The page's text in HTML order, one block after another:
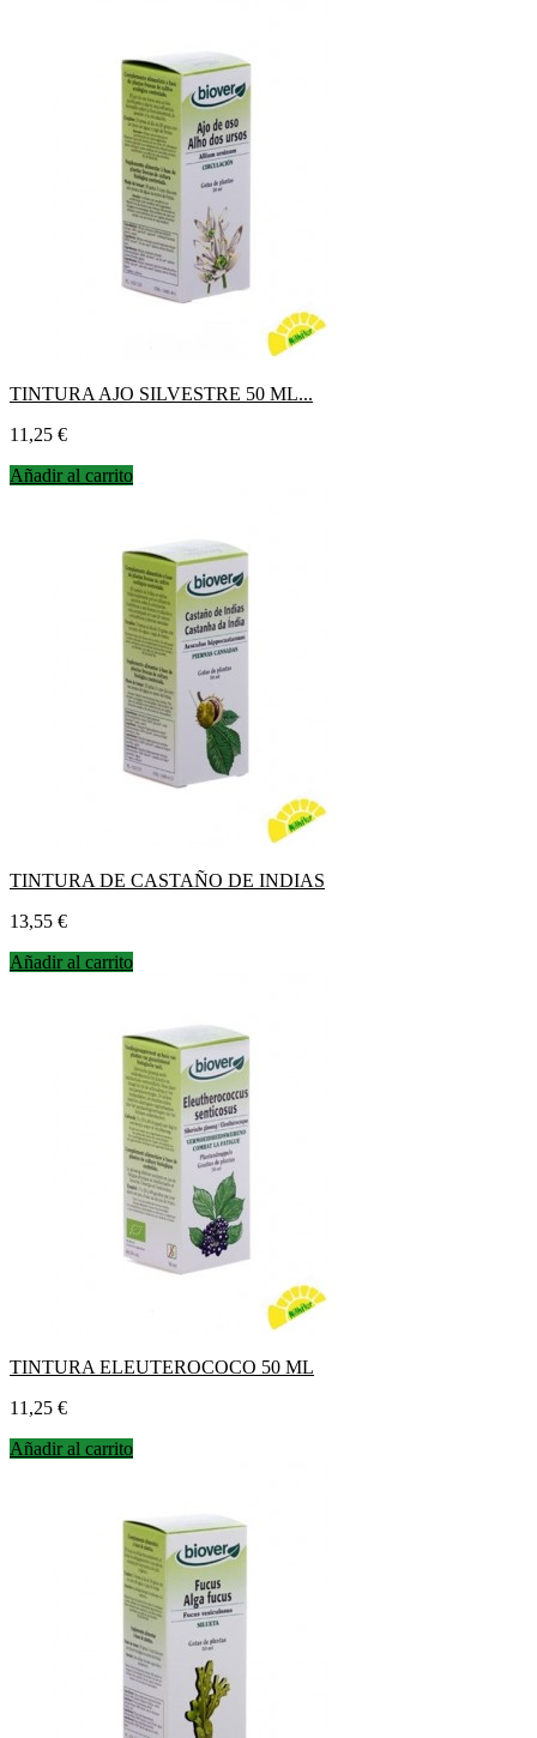
TINTURA AJO SILVESTRE 50 ML...
Precio
11,25 €
Añadir al carrito
TINTURA DE CASTAÑO DE INDIAS
Precio
13,55 €
Añadir al carrito
TINTURA ELEUTEROCOCO 50 ML
Precio
11,25 €
Añadir al carrito